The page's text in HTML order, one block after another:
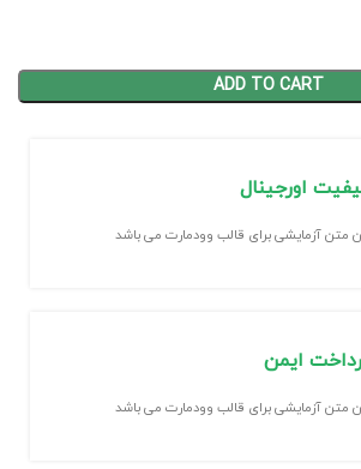
ADD TO CART
اورجینال
متن آزمایشی برای قالب وودمارت می باشد
ایمن
متن آزمایشی برای قالب وودمارت می باشد